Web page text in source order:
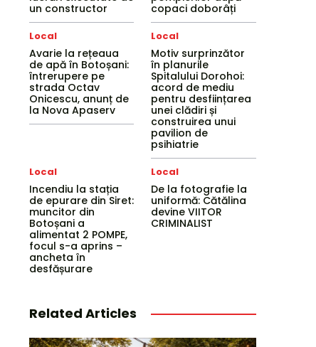
un constructor
copaci doborâți
Local
Avarie la rețeaua
de apă în Botoșani:
întrerupere pe
strada Octav
Onicescu, anunț de
la Nova Apaserv
Local
Motiv surprinzător
în planurile
Spitalului Dorohoi:
acord de mediu
pentru desființarea
unei clădiri și
construirea unui
pavilion de
psihiatrie
Local
Incendiu la stația
de epurare din Siret:
muncitor din
Botoșani a
alimentat 2 POMPE,
focul s-a aprins –
ancheta în
desfășurare
Local
De la fotografie la
uniformă: Cătălina
devine VIITOR
CRIMINALIST
Related Articles